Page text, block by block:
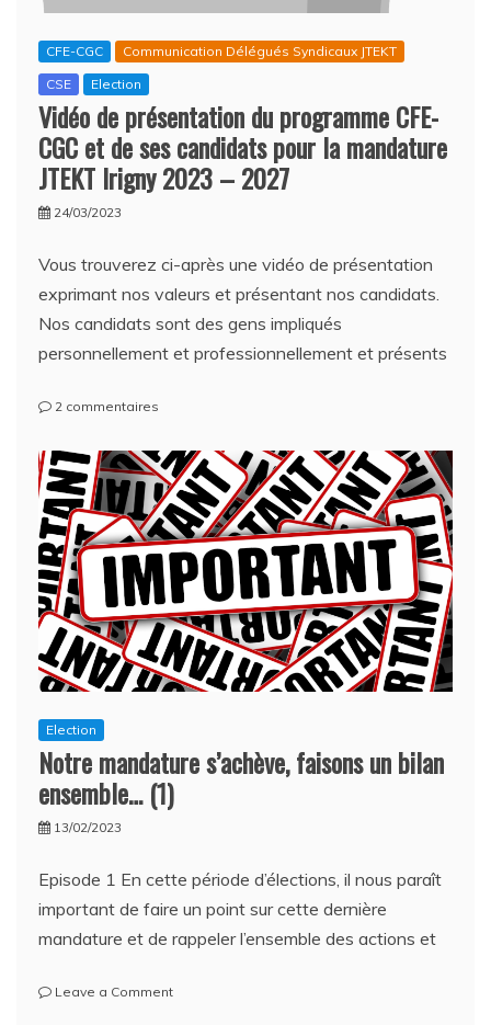
CFE-CGC
Communication Délégués Syndicaux JTEKT
CSE
Election
Vidéo de présentation du programme CFE-
CGC et de ses candidats pour la mandature
JTEKT Irigny 2023 – 2027
24/03/2023
Vous trouverez ci-après une vidéo de présentation
exprimant nos valeurs et présentant nos candidats.
Nos candidats sont des gens impliqués
personnellement et professionnellement et présents
2 commentaires
de
présentation
du
programme
CFE-
CGC
et
de
ses
candidats
pour
la
Irigny
2023
–
Election
Notre mandature s’achève, faisons un bilan
ensemble… (1)
13/02/2023
Episode 1 En cette période d’élections, il nous paraît
important de faire un point sur cette dernière
mandature et de rappeler l’ensemble des actions et
Leave a Commenton